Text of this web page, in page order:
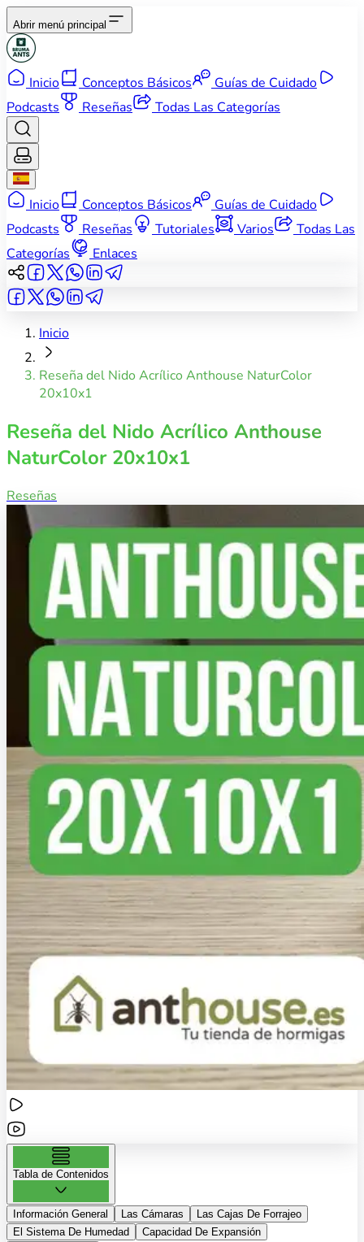
Abrir menú principal
Inicio Conceptos Básicos
Guías de Cuidado
Podcasts
Reseñas Todas Las Categorías
Inicio Conceptos Básicos
Guías de Cuidado
Podcasts
Reseñas Tutoriales Varios
Todas Las
Categorías
Enlaces
Inicio
Reseña del Nido Acrílico Anthouse NaturColor
20x10x1
Reseña del Nido Acrílico Anthouse
NaturColor 20x10x1
Reseñas
Tabla de Contenidos
Información General Las Cámaras
Las Cajas De Forrajeo
El Sistema De Humedad
Capacidad De Expansión